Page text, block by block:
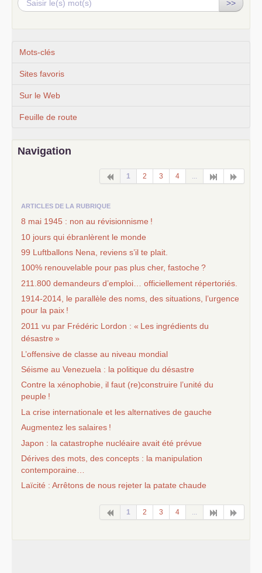
>>
Mots-clés
Sites favoris
Sur le Web
Feuille de route
Navigation
1 2 3 4
ARTICLES DE LA RUBRIQUE
8 mai 1945 : non au révisionnisme !
10 jours qui ébranlèrent le monde
99 Luftballons Nena, reviens s’il te plait.
100% renouvelable pour pas plus cher, fastoche ?
211.800 demandeurs d’emploi… officiellement répertoriés.
1914-2014, le parallèle des noms, des situations, l’urgence
pour la paix !
2011 vu par Frédéric Lordon : « Les ingrédients du
désastre »
L’offensive de classe au niveau mondial
Séisme au Venezuela : la politique du désastre
Contre la xénophobie, il faut (re)construire l’unité du
peuple !
La crise internationale et les alternatives de gauche
Augmentez les salaires !
Japon : la catastrophe nucléaire avait été prévue
Dérives des mots, des concepts : la manipulation
contemporaine…
Laïcité : Arrêtons de nous rejeter la patate chaude
1 2 3 4